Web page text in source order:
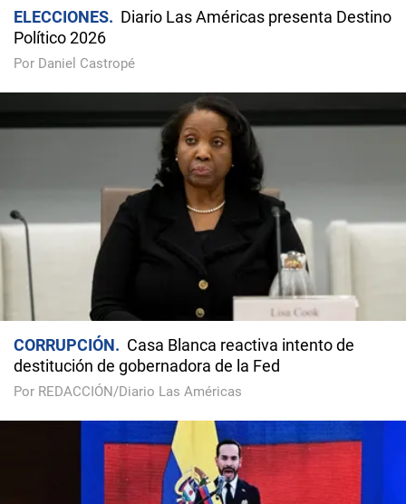
ELECCIONES
Diario Las Américas presenta Destino
Político 2026
Por Daniel Castropé
CORRUPCIÓN
Casa Blanca reactiva intento de
destitución de gobernadora de la Fed
Por REDACCIÓN/Diario Las Américas